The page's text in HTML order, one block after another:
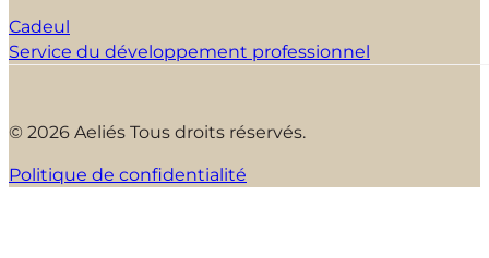
Cadeul
Service du développement professionnel
© 2026 Aeliés Tous droits réservés.
Politique de confidentialité